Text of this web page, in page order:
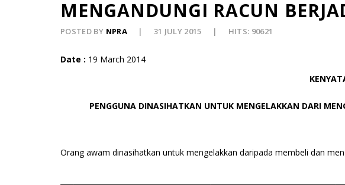
MENGANDUNGI RACUN
POSTED BY NPRA 31 JULY 2015 HITS: 90621
Date : 19 March 2014
PENGGUNA DINASIHATKAN UNTUK MENGELAKKAN DARI
Orang awam dinasihatkan untuk mengelakkan daripada membeli dan